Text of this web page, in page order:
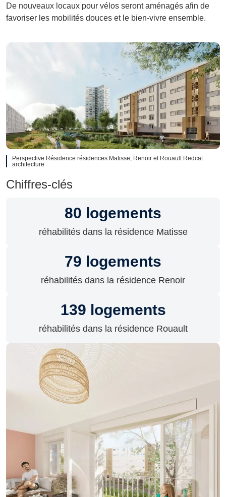
De nouveaux locaux pour vélos seront aménagés afin de
favoriser les mobilités douces et le bien-vivre ensemble.​​
Perspective Résidence résidences Matisse, Renoir et Rouault Redcat
architecture
Chiffres-clés
80 logements
réhabilités dans la résidence Matisse
79 logements
réhabilités dans la résidence Renoir
139 logements
réhabilités dans la résidence Rouault